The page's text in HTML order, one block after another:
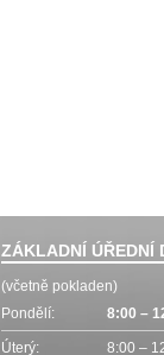
ZÁKLADNÍ ÚŘEDNÍ
(včetně pokladen)
Pondělí:
8:00 –
Úterý: 8:00 –